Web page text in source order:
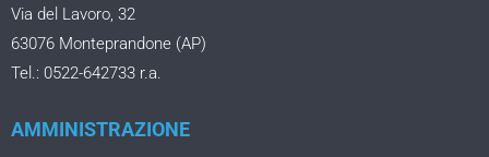
Via del Lavoro, 32
63076 Monteprandone (AP)
Tel.: 0522-642733 r.a.
AMMINISTRAZIONE